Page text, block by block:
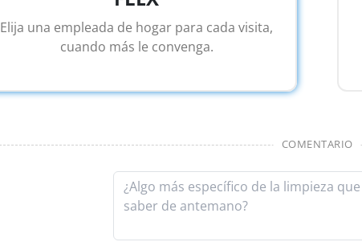
Elija una empleada de hogar para cada visita,
cuando más le convenga.
COMENTARIO